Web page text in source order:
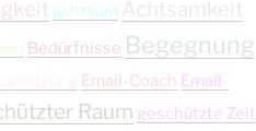
achtsam Achtsamkeit
Bedürfnisse Begegnung
Email-Coach Email-
Raum geschützte Zeit